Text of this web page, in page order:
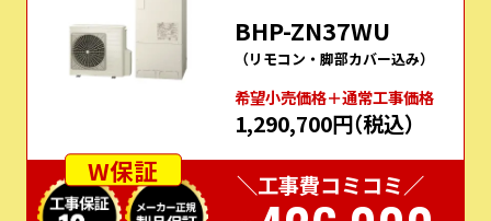
BHP-ZN37WU
（リモコン・脚部カバー込み）
希望⼩売価格＋通常⼯事価格
1,290,700円（税込）
W保証
＼工事費コミコミ／